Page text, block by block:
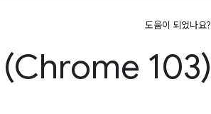
도움이 되었나요?
103)